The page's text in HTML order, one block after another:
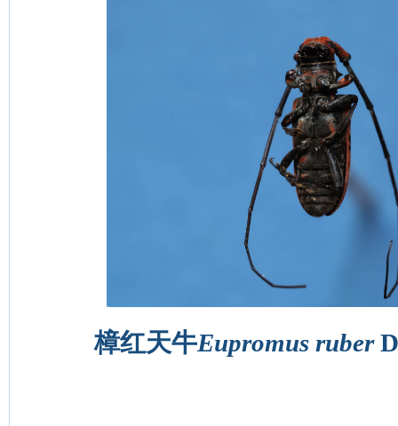
樟红天牛Eupromus ruber